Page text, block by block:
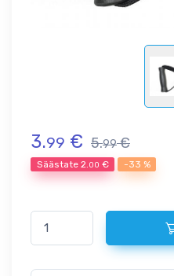
3.99 € 5.99€
Säästate 2. 00 € -33 %